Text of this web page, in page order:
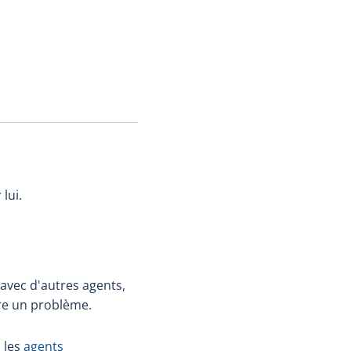
lui.
d'autres agents,
un problème.
les agents